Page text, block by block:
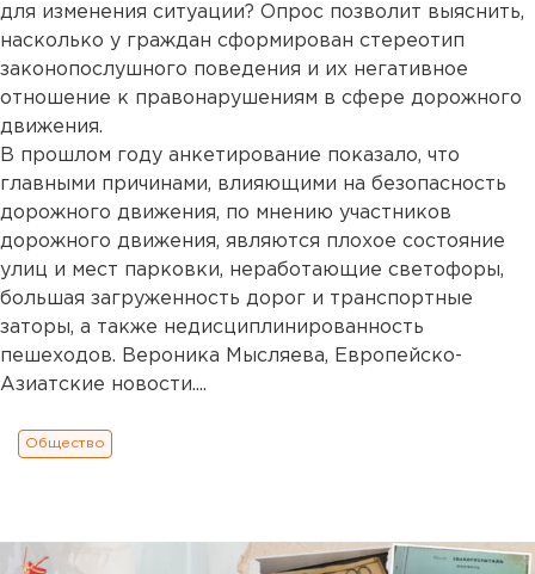
для изменения ситуации? Опрос позволит выяснить,
насколько у граждан сформирован стереотип
законопослушного поведения и их негативное
отношение к правонарушениям в сфере дорожного
движения.
В прошлом году анкетирование показало, что
главными причинами, влияющими на безопасность
дорожного движения, по мнению участников
дорожного движения, являются плохое состояние
улиц и мест парковки, неработающие светофоры,
большая загруженность дорог и транспортные
заторы, а также недисциплинированность
пешеходов. Вероника Мысляева, Европейско-
Азиатские новости....
Общество